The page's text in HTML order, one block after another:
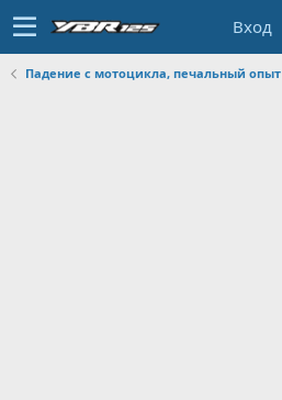
Вход
Падение с мотоцикла, печальный опыт